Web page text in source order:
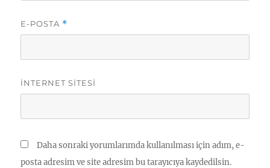
E-POSTA *
İNTERNET SITESI
Daha sonraki yorumlarımda kullanılması için adım, e-
posta adresim ve site adresim bu tarayıcıya kaydedilsin.